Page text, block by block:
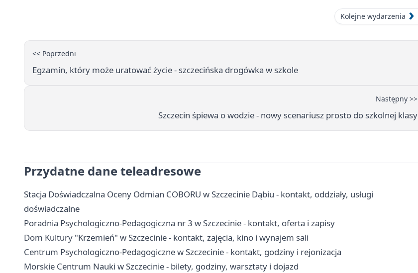
Kolejne wydarzenia
<< Poprzedni
Egzamin, który może uratować życie - szczecińska drogówka w szkole
Następny >>
Szczecin śpiewa o wodzie - nowy scenariusz prosto do szkolnej klasy
Przydatne dane teleadresowe
Stacja Doświadczalna Oceny Odmian COBORU w Szczecinie Dąbiu - kontakt, oddziały, usługi
doświadczalne
Poradnia Psychologiczno-Pedagogiczna nr 3 w Szczecinie - kontakt, oferta i zapisy
Dom Kultury "Krzemień" w Szczecinie - kontakt, zajęcia, kino i wynajem sali
Centrum Psychologiczno-Pedagogiczne w Szczecinie - kontakt, godziny i rejonizacja
Morskie Centrum Nauki w Szczecinie - bilety, godziny, warsztaty i dojazd